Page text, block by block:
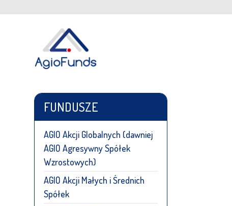
FUNDUSZE
AGIO Akcji Globalnych (dawniej
AGIO Agresywny Spółek
Wzrostowych)
AGIO Akcji Małych i Średnich
Spółek